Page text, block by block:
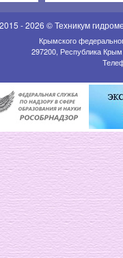
2015 - 2026 © Техникум
Крымского
297200, Республика